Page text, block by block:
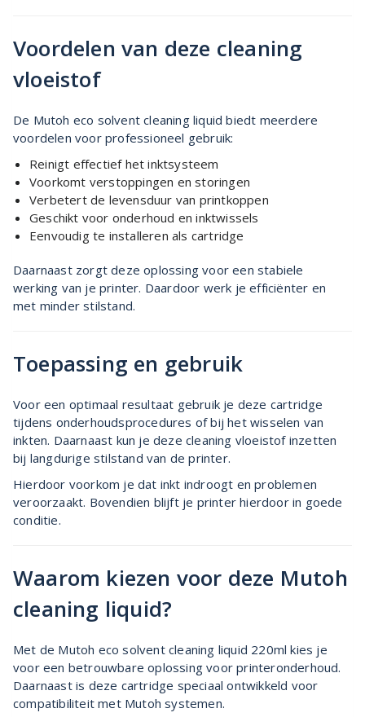
Voordelen van deze cleaning
vloeistof
De Mutoh eco solvent cleaning liquid biedt meerdere
voordelen voor professioneel gebruik:
Reinigt effectief het inktsysteem
Voorkomt verstoppingen en storingen
Verbetert de levensduur van printkoppen
Geschikt voor onderhoud en inktwissels
Eenvoudig te installeren als cartridge
Daarnaast zorgt deze oplossing voor een stabiele
werking van je printer. Daardoor werk je efficiënter en
met minder stilstand.
Toepassing en gebruik
Voor een optimaal resultaat gebruik je deze cartridge
tijdens onderhoudsprocedures of bij het wisselen van
inkten. Daarnaast kun je deze cleaning vloeistof inzetten
bij langdurige stilstand van de printer.
Hierdoor voorkom je dat inkt indroogt en problemen
veroorzaakt. Bovendien blijft je printer hierdoor in goede
conditie.
Waarom kiezen voor deze Mutoh
cleaning liquid?
Met de Mutoh eco solvent cleaning liquid 220ml kies je
voor een betrouwbare oplossing voor printeronderhoud.
Daarnaast is deze cartridge speciaal ontwikkeld voor
compatibiliteit met Mutoh systemen.